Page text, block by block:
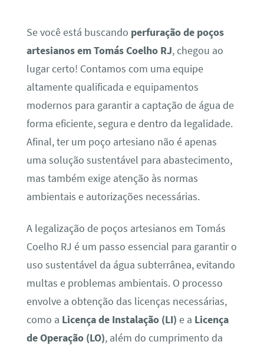
Se você está buscando perfuração de poços
artesianos em Tomás Coelho RJ, chegou ao
lugar certo! Contamos com uma equipe
altamente qualificada e equipamentos
modernos para garantir a captação de água de
forma eficiente, segura e dentro da legalidade.
Afinal, ter um poço artesiano não é apenas
uma solução sustentável para abastecimento,
mas também exige atenção às normas
ambientais e autorizações necessárias.
A legalização de poços artesianos em Tomás
Coelho RJ é um passo essencial para garantir o
uso sustentável da água subterrânea, evitando
multas e problemas ambientais. O processo
envolve a obtenção das licenças necessárias,
como a Licença de Instalação (LI) e a Licença
de Operação (LO), além do cumprimento da